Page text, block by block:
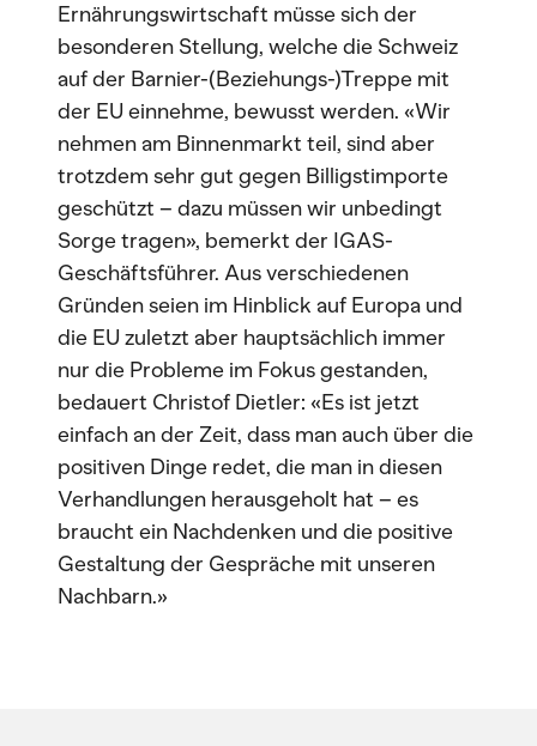
Ernährungswirtschaft müsse sich der
besonderen Stellung, welche die Schweiz
auf der Barnier-(Beziehungs-)Treppe mit
der EU einnehme, bewusst werden. «Wir
nehmen am Binnenmarkt teil, sind aber
trotzdem sehr gut gegen Billigstimporte
geschützt – dazu müssen wir unbedingt
Sorge tragen», bemerkt der IGAS-
Geschäftsführer. Aus verschiedenen
Gründen seien im Hinblick auf Europa und
die EU zuletzt aber hauptsächlich immer
nur die Probleme im Fokus gestanden,
bedauert Christof Dietler: «Es ist jetzt
einfach an der Zeit, dass man auch über die
positiven Dinge redet, die man in diesen
Verhandlungen herausgeholt hat – es
braucht ein Nachdenken und die positive
Gestaltung der Gespräche mit unseren
Nachbarn.»